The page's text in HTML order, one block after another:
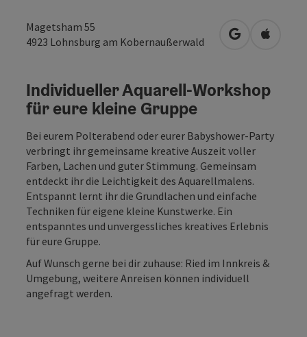
Magetsham 55
4923 Lohnsburg am Kobernaußerwald in Google
in
Individueller Aquarell-Workshop
für eure kleine Gruppe
Bei eurem Polterabend oder eurer Babyshower-Party
verbringt ihr gemeinsame kreative Auszeit voller
Farben, Lachen und guter Stimmung. Gemeinsam
entdeckt ihr die Leichtigkeit des Aquarellmalens.
Entspannt lernt ihr die Grundlachen und einfache
Techniken für eigene kleine Kunstwerke. Ein
entspanntes und unvergessliches kreatives Erlebnis
für eure Gruppe.
Auf Wunsch gerne bei dir zuhause: Ried im Innkreis &
Umgebung, weitere Anreisen können individuell
angefragt werden.